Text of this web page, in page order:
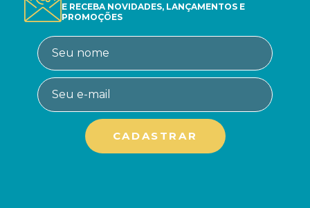
E RECEBA NOVIDADES, LANÇAMENTOS E
PROMOÇÕES